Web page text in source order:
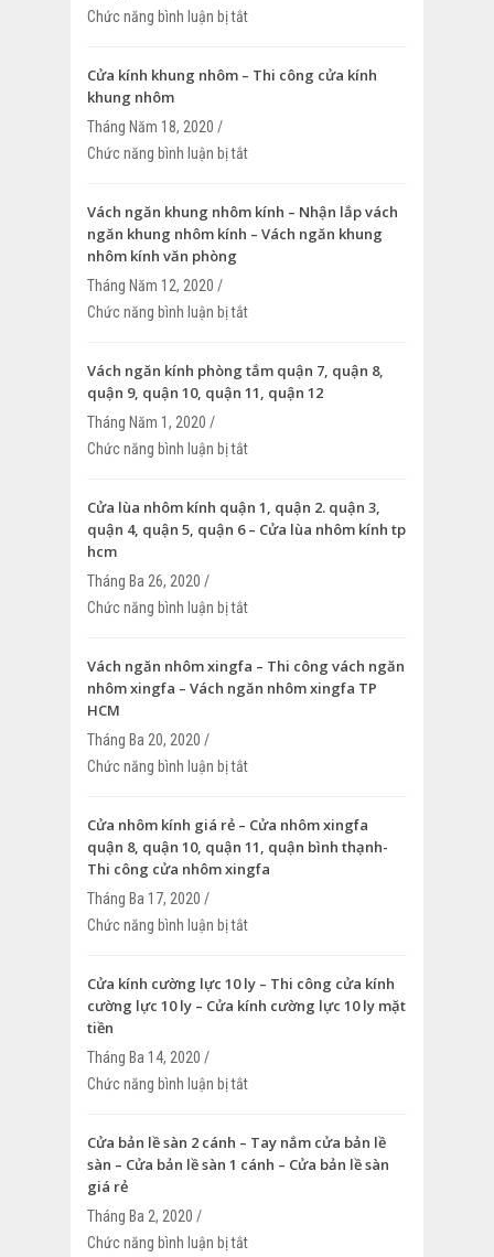
Chức năng bình luận bị tắt
Cửa kính khung nhôm – Thi công cửa kính
khung nhôm
Tháng Năm 18, 2020 /
Chức năng bình luận bị tắt
Vách ngăn khung nhôm kính – Nhận lắp vách
ngăn khung nhôm kính – Vách ngăn khung
nhôm kính văn phòng
Tháng Năm 12, 2020 /
Chức năng bình luận bị tắt
kính văn phòng
Vách ngăn kính phòng tắm quận 7, quận 8,
quận 9, quận 10, quận 11, quận 12
Tháng Năm 1, 2020 /
Chức năng bình luận bị tắt
Cửa lùa nhôm kính quận 1, quận 2. quận 3,
quận 4, quận 5, quận 6 – Cửa lùa nhôm kính tp
hcm
Tháng Ba 26, 2020 /
Chức năng bình luận bị tắt
Vách ngăn nhôm xingfa – Thi công vách ngăn
nhôm xingfa – Vách ngăn nhôm xingfa TP
HCM
Tháng Ba 20, 2020 /
Chức năng bình luận bị tắt
Cửa nhôm kính giá rẻ – Cửa nhôm xingfa
quận 8, quận 10, quận 11, quận bình thạnh-
Thi công cửa nhôm xingfa
Tháng Ba 17, 2020 /
Chức năng bình luận bị tắt
nhôm xingfa
Cửa kính cường lực 10 ly – Thi công cửa kính
cường lực 10 ly – Cửa kính cường lực 10 ly mặt
tiền
Tháng Ba 14, 2020 /
Chức năng bình luận bị tắt
Cửa bản lề sàn 2 cánh – Tay nắm cửa bản lề
sàn – Cửa bản lề sàn 1 cánh – Cửa bản lề sàn
giá rẻ
Tháng Ba 2, 2020 /
Chức năng bình luận bị tắt